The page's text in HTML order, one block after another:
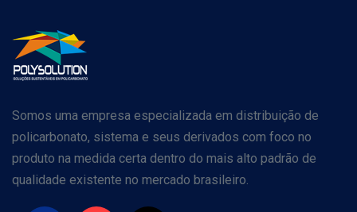
Somos uma empresa especializada em distribuição de
policarbonato, sistema e seus derivados com foco no
produto na medida certa dentro do mais alto padrão de
qualidade existente no mercado brasileiro.